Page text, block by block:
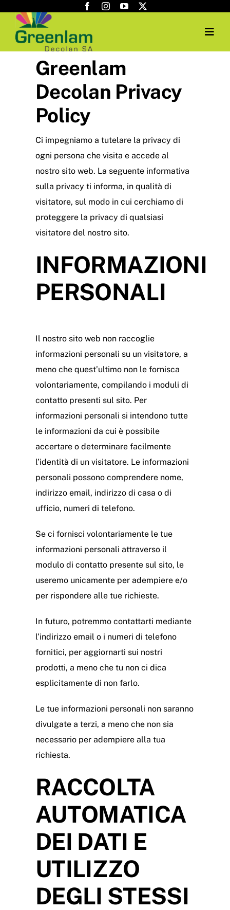
contenuto
Home
Headquarter
Applicazioni
Destinatari
Antibatterici
Going Green
Chi siamo
Pressroom
Contatti
Greenlam
Decolan Privacy
Policy
Ci impegniamo a tutelare la privacy di
ogni persona che visita e accede al
nostro sito web. La seguente informativa
sulla privacy ti informa, in qualità di
visitatore, sul modo in cui cerchiamo di
proteggere la privacy di qualsiasi
visitatore del nostro sito.
INFORMAZIONI
PERSONALI
Il nostro sito web non raccoglie
informazioni personali su un visitatore, a
meno che quest’ultimo non le fornisca
volontariamente, compilando i moduli di
contatto presenti sul sito. Per
informazioni personali si intendono tutte
le informazioni da cui è possibile
accertare o determinare facilmente
l’identità di un visitatore. Le informazioni
personali possono comprendere nome,
indirizzo email, indirizzo di casa o di
ufficio, numeri di telefono.
Se ci fornisci volontariamente le tue
informazioni personali attraverso il
modulo di contatto presente sul sito, le
useremo unicamente per adempiere e/o
per rispondere alle tue richieste.
In futuro, potremmo contattarti mediante
l’indirizzo email o i numeri di telefono
fornitici, per aggiornarti sui nostri
prodotti, a meno che tu non ci dica
esplicitamente di non farlo.
Le tue informazioni personali non saranno
divulgate a terzi, a meno che non sia
necessario per adempiere alla tua
richiesta.
RACCOLTA
AUTOMATICA
DEI DATI E
UTILIZZO
DEGLI STESSI